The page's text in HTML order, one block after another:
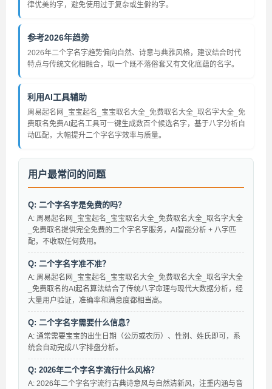
律优美的字，避免使用过于复杂或生僻的字。
参考2026年趋势
2026年二个字名字趋势偏向自然、诗意与典雅风格，建议结合时代
特点与传统文化相融合，取一个既不落俗套又有文化底蕴的名字。
利用AI工具辅助
周易起名网_宝宝起名_宝宝取名大全_免费取名大全_取名字大全_免
费取名免费AI起名工具可一键生成数百个候选名字，基于八字分析自
动匹配，大幅提升二个字名字效率与质量。
用户最常问的问题
Q: 二个字名字是免费的吗？
A: 周易起名网_宝宝起名_宝宝取名大全_免费取名大全_取名字大全
_免费取名提供完全免费的二个字名字服务，AI智能分析 + 八字匹
配，不收取任何费用。
Q: 二个字名字准不准？
A: 周易起名网_宝宝起名_宝宝取名大全_免费取名大全_取名字大全
_免费取名的AI起名算法结合了传统八字命理与现代大数据分析，经
大量用户验证，准确率和满意度都相当高。
Q: 二个字名字需要什么信息？
A: 通常需要宝宝的出生日期（公历或农历）、性别、姓氏即可，系
统会自动完成八字排盘分析。
Q: 2026年二个字名字流行什么风格？
A: 2026年二个字名字流行古典诗意风与自然清新风，注重内涵与音